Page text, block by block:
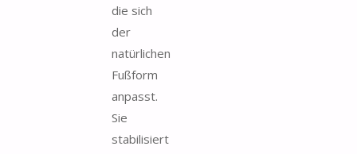
die sich
der
natürlichen
Fußform
anpasst.
Sie
stabilisiert